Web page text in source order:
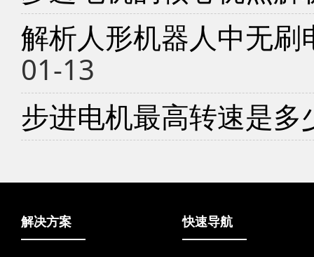
解析人形机器人中无
01-13
步进电机最高转速是多
解决方案 快速导航